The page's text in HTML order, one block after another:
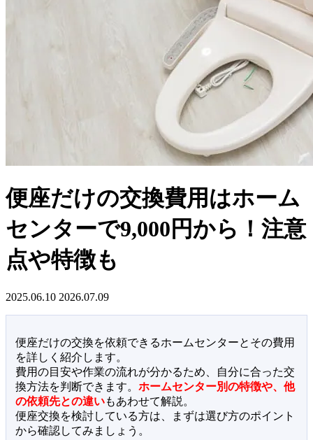
便座だけの交換費用はホーム
センターで9,000円から！注意
点や特徴も
2025.06.10 2026.07.09
便座だけの交換を依頼できるホームセンターとその費用
を詳しく紹介します。
費用の目安や作業の流れが分かるため、自分に合った交
換方法を判断できます。 ホームセンター別の特徴や、他
の依頼先との違いもあわせて解説。
便座交換を検討している方は、まずは選び方のポイント
から確認してみましょう。